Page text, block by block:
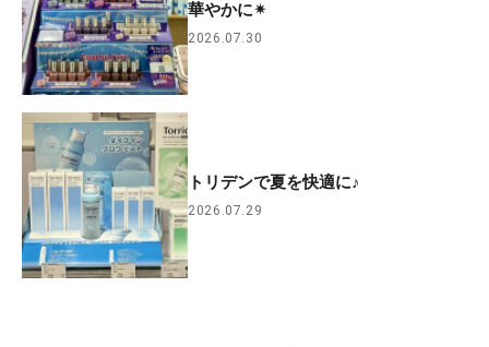
華やかに✴︎
2026.07.30
トリデンで夏を快適に♪
2026.07.29